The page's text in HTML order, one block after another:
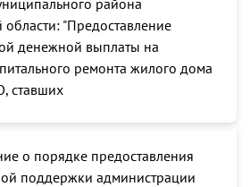
"Предоставление
денежной выплаты на
ремонта жилого дома
ставших
о порядке предоставления
поддержки администрации